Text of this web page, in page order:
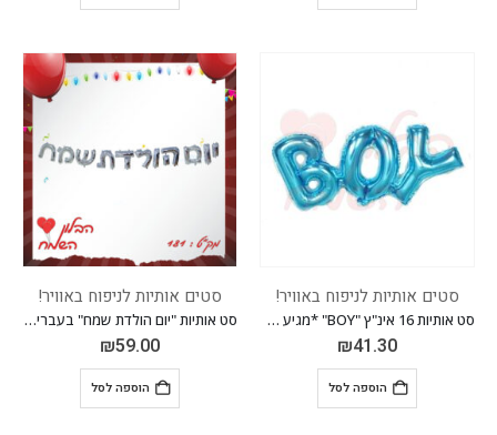
סטים אותיות לניפוח באוויר!
סט אותיות 16 אינ"ץ "BOY" *מגיע בסיטונאות חבילה של 5 יח'*
₪41.30
הוספה לסל
סטים אותיות לניפוח באוויר!
סט אותיות "יום הולדת שמח" בעברית 16 אינ"ץ *מגיע בסיטונאות חבילה של 5 יח'*
₪59.00
הוספה לסל